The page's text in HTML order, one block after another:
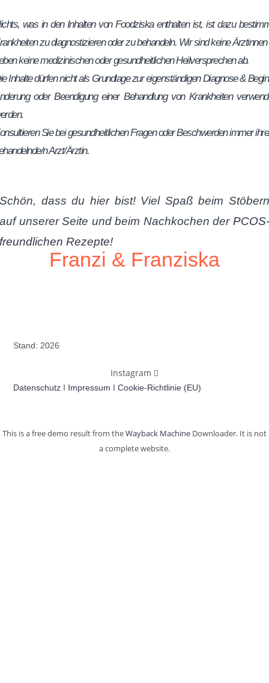
was in den Inhalten von Foodziska enthalten ist, ist dazu
zu diagnostizieren oder zu behandeln. Wir sind keine
keine medizinischen oder gesundheitlichen Heilversprechen ab.
Inhalte dürfen nicht als Grundlage zur eigenständigen Diagnose &
oder Beendigung einer Behandlung von Krankheiten
Sie bei gesundheitlichen Fragen oder Beschwerden immer
n Arzt/Ärztin.
Schön, dass du hier bist! Viel Spaß beim Stöbern
auf unserer Seite und beim Nachkochen der PCOS-
freundlichen Rezepte!
Franzi & Franziska
Stand: 2026
Instagram
Datenschutz I Impressum ICookie-Richtlinie (EU)
This is a free demo result from theWayback Machine Downloader. It is not
a complete website.